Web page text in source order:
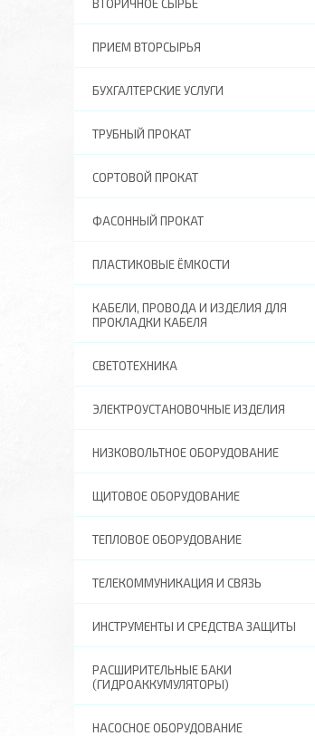
ВТОРИЧНОЕ СЫРЬЕ
ПРИЕМ ВТОРСЫРЬЯ
БУХГАЛТЕРСКИЕ УСЛУГИ
ТРУБНЫЙ ПРОКАТ
СОРТОВОЙ ПРОКАТ
ФАСОННЫЙ ПРОКАТ
ПЛАСТИКОВЫЕ ЁМКОСТИ
КАБЕЛИ, ПРОВОДА И ИЗДЕЛИЯ ДЛЯ
ПРОКЛАДКИ КАБЕЛЯ
СВЕТОТЕХНИКА
ЭЛЕКТРОУСТАНОВОЧНЫЕ ИЗДЕЛИЯ
НИЗКОВОЛЬТНОЕ ОБОРУДОВАНИЕ
ЩИТОВОЕ ОБОРУДОВАНИЕ
ТЕПЛОВОЕ ОБОРУДОВАНИЕ
ТЕЛЕКОММУНИКАЦИЯ И СВЯЗЬ
ИНСТРУМЕНТЫ И СРЕДСТВА ЗАЩИТЫ
РАСШИРИТЕЛЬНЫЕ БАКИ
(ГИДРОАККУМУЛЯТОРЫ)
НАСОСНОЕ ОБОРУДОВАНИЕ